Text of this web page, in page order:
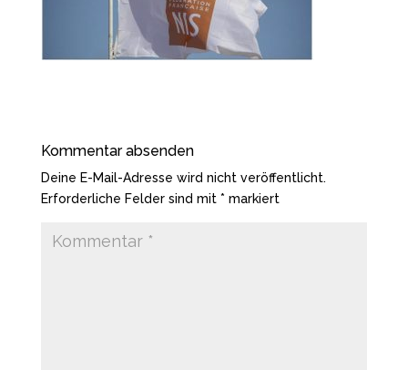
Kommentar absenden
Deine E-Mail-Adresse wird nicht veröffentlicht.
Erforderliche Felder sind mit * markiert